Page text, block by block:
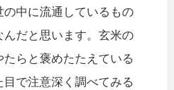
中に流通しているもの
んだと思います。玄米の
らと褒めたたえている
目で注意深く調べてみる